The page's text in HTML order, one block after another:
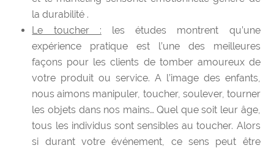
la durabilité .
Le toucher : les études montrent qu’une
expérience pratique est l’une des meilleures
façons pour les clients de tomber amoureux de
votre produit ou service. A l’image des enfants,
nous aimons manipuler, toucher, soulever, tourner
les objets dans nos mains… Quel que soit leur âge,
tous les individus sont sensibles au toucher. Alors
si durant votre événement, ce sens peut être